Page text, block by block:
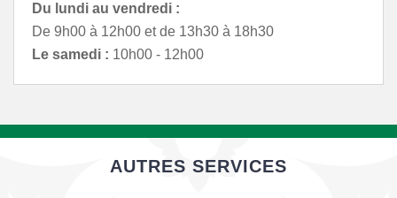
Du lundi au vendredi :
De 9h00 à 12h00 et de 13h30 à 18h30
Le samedi : 10h00 - 12h00
AUTRES SERVICES